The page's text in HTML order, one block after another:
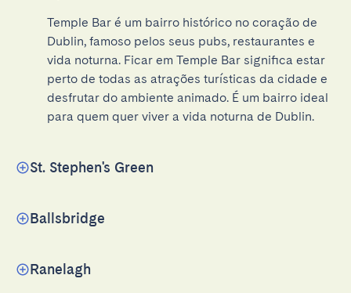
Temple Bar é um bairro histórico no coração de
Dublin, famoso pelos seus pubs, restaurantes e
vida noturna. Ficar em Temple Bar significa estar
perto de todas as atrações turísticas da cidade e
desfrutar do ambiente animado. É um bairro ideal
para quem quer viver a vida noturna de Dublin.
St. Stephen's Green
Ballsbridge
Ranelagh